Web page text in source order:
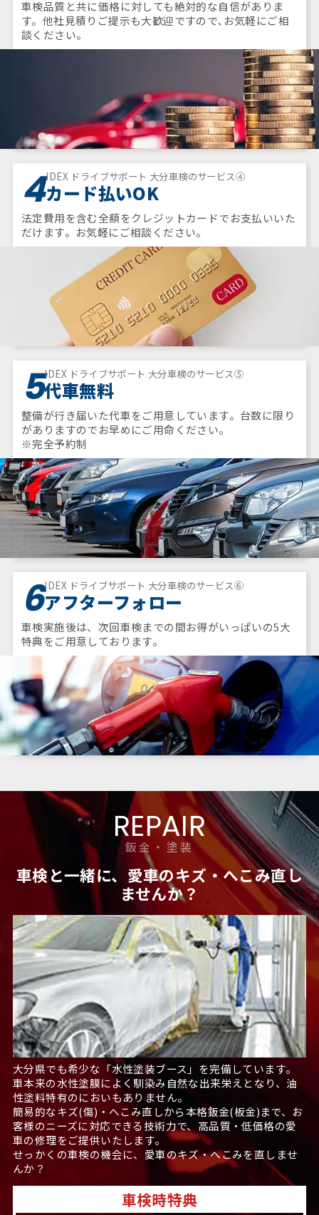
車検品質と共に価格に対しても絶対的な自信がありま
す。他社見積りご提示も大歓迎ですので､お気軽にご相
談ください。
4IDEX ドライブサポート 大分車検のサービス④
カード払いOK
法定費用を含む全額をクレジットカードでお支払いいた
だけます。お気軽にご相談ください。
5IDEX ドライブサポート 大分車検のサービス⑤
代車無料
整備が行き届いた代車をご用意しています。台数に限り
がありますのでお早めにご用命ください。
※完全予約制
6IDEX ドライブサポート 大分車検のサービス⑥
アフターフォロー
車検実施後は、次回車検までの間お得がいっぱいの5大
特典をご用意しております。
REPAIR
鈑金・塗装
車検と一緒に、愛車のキズ・へこみ直し
ませんか？
大分県でも希少な「水性塗装ブース」を完備しています。
車本来の水性塗膜によく馴染み自然な出来栄えとなり、油
性塗料特有のにおいもありません。
簡易的なキズ(傷)・へこみ直しから本格鈑金(板金)まで、お
客様のニーズに対応できる技術力で、高品質・低価格の愛
車の修理をご提供いたします。
せっかくの車検の機会に、愛車のキズ・へこみを直しませ
んか？
車検時特典